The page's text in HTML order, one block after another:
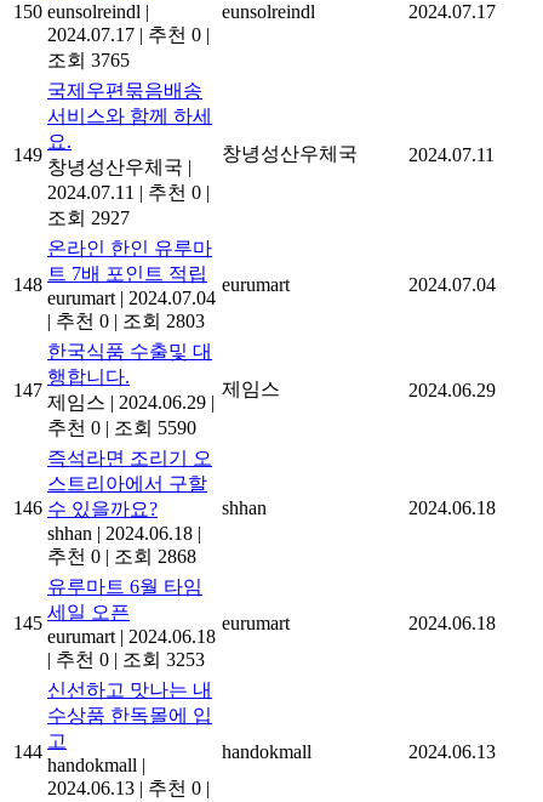
150 eunsolreindl |
2024.07.17 | 추천 0 |
조회 3765
eunsolreindl 2024.07.17
149
국제우편묶음배송
서비스와 함께 하세
요.
창녕성산우체국 |
2024.07.11 | 추천 0 |
조회 2927
창녕성산우체국 2024.07.11
148
온라인 한인 유루마
트 7배 포인트 적립
eurumart | 2024.07.04
| 추천 0 | 조회 2803
eurumart 2024.07.04
147
한국식품 수출및 대
행합니다.
제임스 | 2024.06.29 |
추천 0 | 조회 5590
제임스 2024.06.29
146
즉석라면 조리기 오
스트리아에서 구할
수 있을까요?
shhan | 2024.06.18 |
추천 0 | 조회 2868
shhan 2024.06.18
145
유루마트 6월 타임
세일 오픈
eurumart | 2024.06.18
| 추천 0 | 조회 3253
eurumart 2024.06.18
144
신선하고 맛나는 내
수상품 한독몰에 입
고
handokmall |
2024.06.13 | 추천 0 |
handokmall 2024.06.13